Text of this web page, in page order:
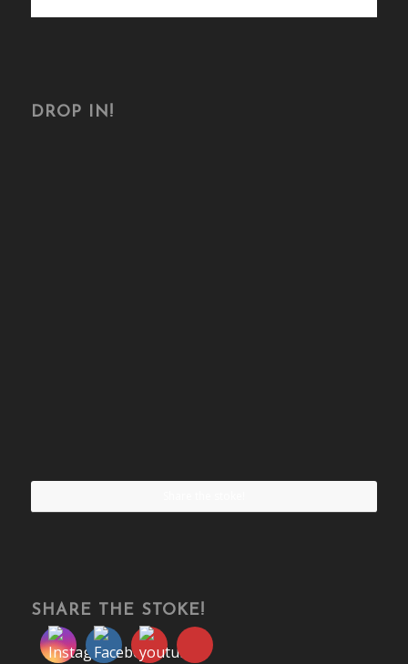
DROP IN!
SHARE THE STOKE!